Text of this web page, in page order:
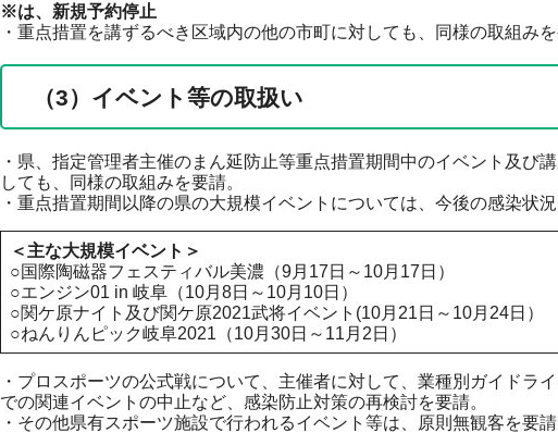
※は、新規予約停止
・重点措置を講ずるべき区域内の他の市町に対しても、同様の取組みを
（3）イベント等の取扱い
・県、指定管理者主催のまん延防止等重点措置期間中のイベント及
しても、同様の取組みを要請。
・重点措置期間以降の県の大規模イベントについては、今後の感染状
＜主な大規模イベント＞
○国際陶磁器フェスティバル美濃（9月17日～10月17日）
○エンジン01 in 岐阜（10月8日～10月10日）
○関ケ原ナイト及び関ケ原2021武将イベント(10月21日～10月24日）
○ねんりんピック岐阜2021（10月30日～11月2日）
・プロスポーツの公式戦について、主催者に対して、業種別ガイド
での関連イベントの中止など、感染防止対策の再検討を要請。
・その他県有スポーツ施設で行われるイベント等は、原則無観客を要請